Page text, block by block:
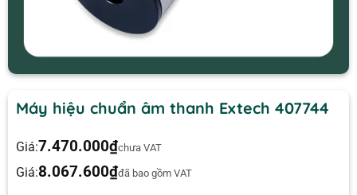
Máy hiệu chuẩn âm thanh Extech 407744
Giá:7.470.000₫chưa VAT
Giá:8.067.600₫đã bao gồm VAT